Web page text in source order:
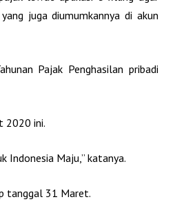
juga diumumkannya di akun
Pajak Penghasilan pribadi
2020 ini.
Indonesia Maju,” katanya.
tanggal 31 Maret.